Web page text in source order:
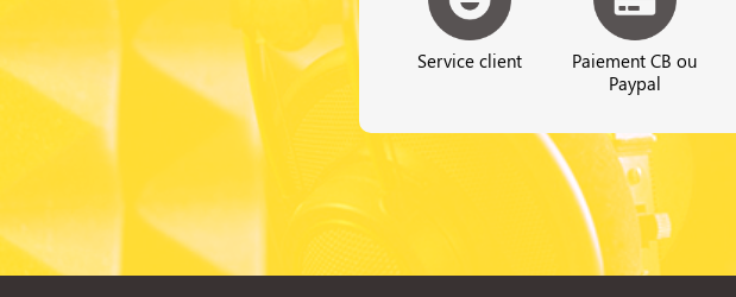
Service client
Paiement CB ou
Paypal